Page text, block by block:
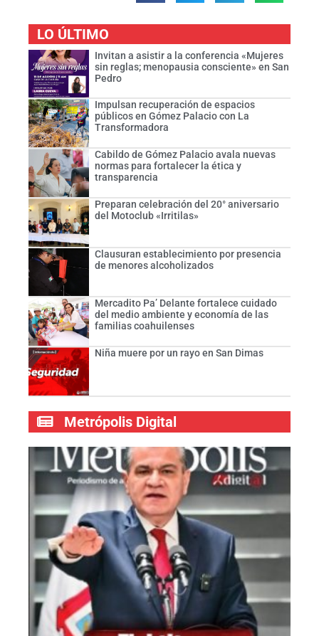
LO ÚLTIMO
Invitan a asistir a la conferencia «Mujeres
sin reglas; menopausia consciente» en San
Pedro
Impulsan recuperación de espacios
públicos en Gómez Palacio con La
Transformadora
Cabildo de Gómez Palacio avala nuevas
normas para fortalecer la ética y
transparencia
Preparan celebración del 20° aniversario
del Motoclub «Irritilas»
Clausuran establecimiento por presencia
de menores alcoholizados
Mercadito Pa’ Delante fortalece cuidado
del medio ambiente y economía de las
familias coahuilenses
Niña muere por un rayo en San Dimas
Metrópolis Digital